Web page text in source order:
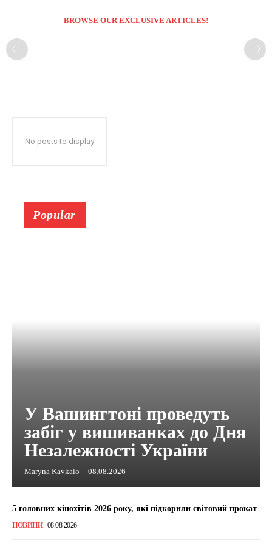
BROWSE OUR EXCLUSIVE ARTICLES!
No posts to display
Popular
У Вашингтоні проведуть
забіг у вишиванках до Дня
Незалежності України
Maryna Kavkalo - 08.08.2026
5 головних кінохітів 2026 року, які підкорили світовий прокат
НОВИНИ 08.08.2026